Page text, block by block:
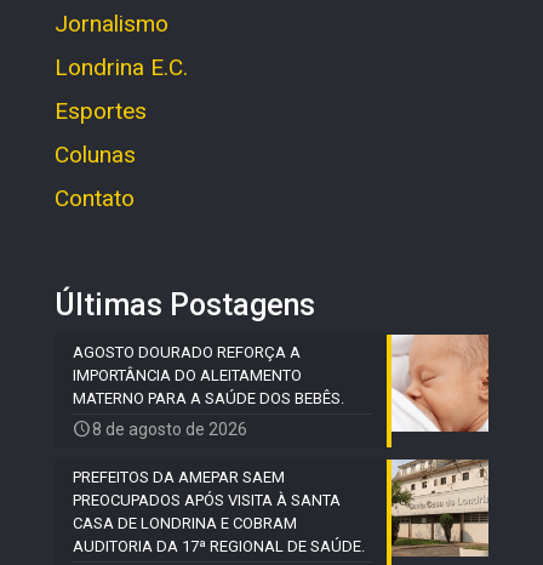
Jornalismo
Londrina E.C.
Esportes
Colunas
Contato
Últimas Postagens
AGOSTO DOURADO REFORÇA A
IMPORTÂNCIA DO ALEITAMENTO
MATERNO PARA A SAÚDE DOS BEBÊS.
8 de agosto de 2026
PREFEITOS DA AMEPAR SAEM
PREOCUPADOS APÓS VISITA À SANTA
CASA DE LONDRINA E COBRAM
AUDITORIA DA 17ª REGIONAL DE SAÚDE.